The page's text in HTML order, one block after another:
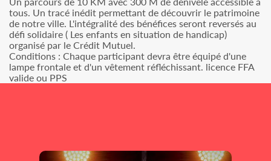
tous. Un tracé inédit permettant de découvrir le patrimoine
de notre ville. L'intégralité des bénéfices seront reversés au
défi solidaire ( Les enfants en situation de handicap)
organisé par le Crédit Mutuel.
Conditions : Chaque participant devra être équipé d'une
lampe frontale et d'un vêtement réfléchissant. licence FFA
valide ou PPS